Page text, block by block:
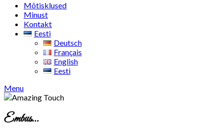
Mõtisklused
Minust
Kontakt
Eesti
Deutsch
Français
English
Eesti
Menu
Embus…